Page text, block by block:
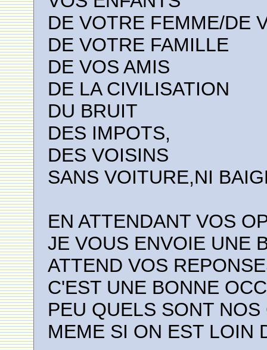
DE VOTRE FEMME/DE
DE VOTRE FAMILLE
DE VOS AMIS
DE LA CIVILISATION
DU BRUIT
DES IMPOTS,
DES VOISINS
SANS VOITURE,NI
EN ATTENDANT VOS
JE VOUS ENVOIE UNE
ATTEND VOS
C'EST UNE BONNE
PEU QUELS SONT NOS
MEME SI ON EST LOIN